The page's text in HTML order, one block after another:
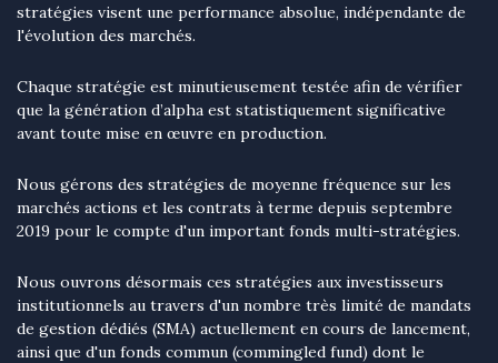
stratégies visent une performance absolue, indépendante de
l'évolution des marchés.
Chaque stratégie est minutieusement testée afin de vérifier
que la génération d’alpha est statistiquement significative
avant toute mise en œuvre en production.
Nous gérons des stratégies de moyenne fréquence sur les
marchés actions et les contrats à terme depuis septembre
2019 pour le compte d'un important fonds multi-stratégies.
Nous ouvrons désormais ces stratégies aux investisseurs
institutionnels au travers d'un nombre très limité de mandats
de gestion dédiés (SMA) actuellement en cours de lancement,
ainsi que d'un fonds commun (commingled fund) dont le